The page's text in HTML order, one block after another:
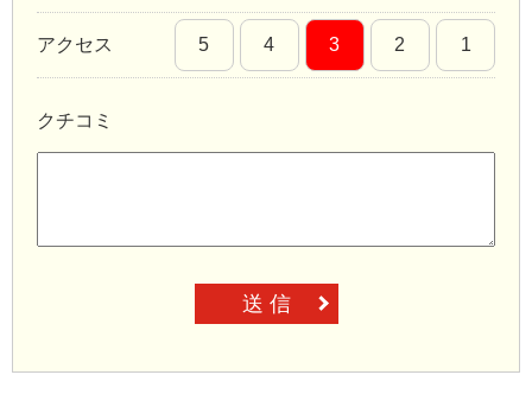
アクセス 5 4 3 2 1
クチコミ
送 信